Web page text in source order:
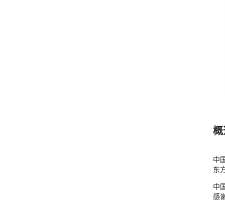
中
东
中
感